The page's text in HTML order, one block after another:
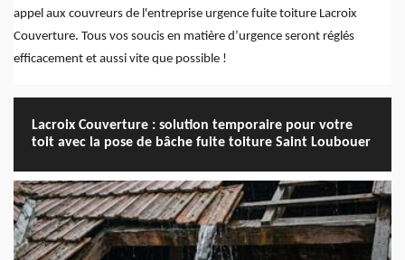
appel aux couvreurs de l'entreprise urgence fuite toiture Lacroix
Couverture. Tous vos soucis en matière d’urgence seront réglés
efficacement et aussi vite que possible !
Lacroix Couverture : solution temporaire pour votre
toit avec la pose de bâche fuite toiture Saint Loubouer